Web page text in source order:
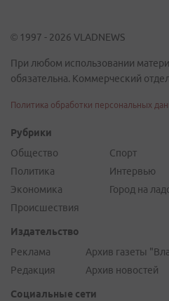
© 1997 - 2026 VLADNEWS
При любом использовании
обязательна. Коммерческий
Политика обработки персональных
Рубрики
Общество
Политика
Экономика
Происшествия
Спорт
Интервью
Город на
Издательство
Реклама
Редакция
Архив газеты
Архив новостей
Социальные сети